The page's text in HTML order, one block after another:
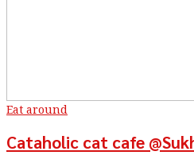
Eat around
Cataholic cat cafe